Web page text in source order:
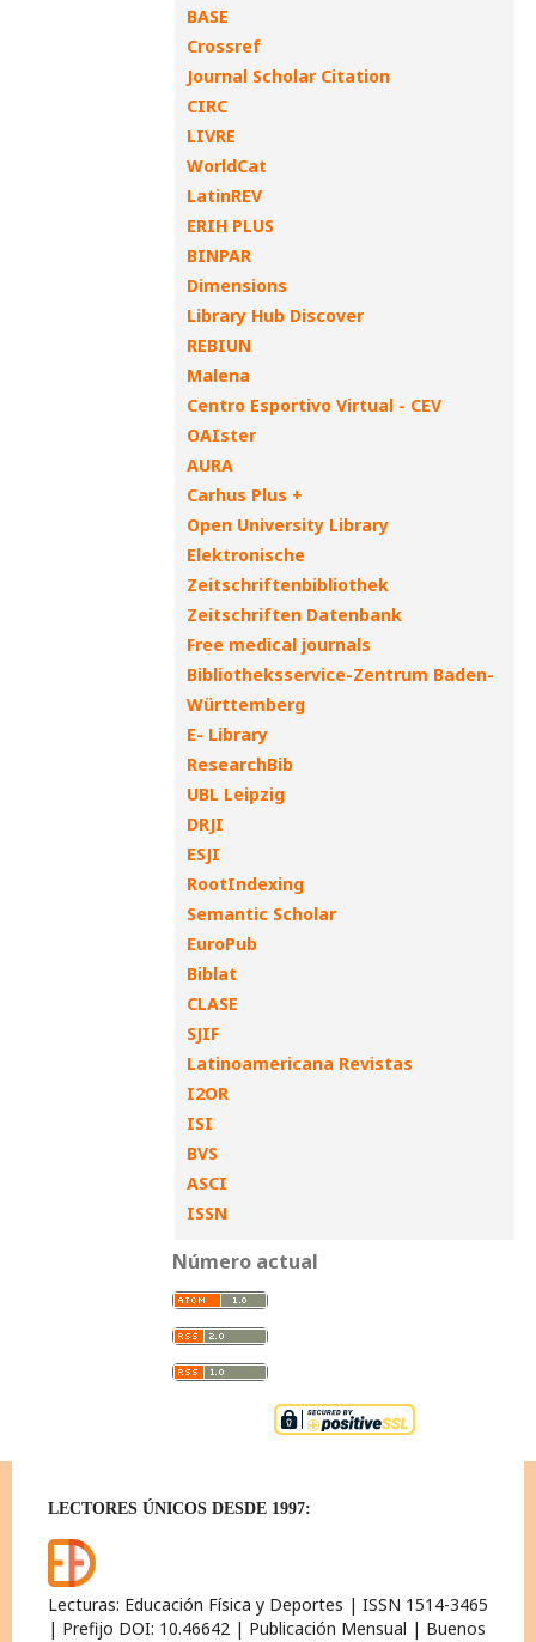
BASE
Crossref
Journal Scholar Citation
CIRC
LIVRE
WorldCat
LatinREV
ERIH PLUS
BINPAR
Dimensions
Library Hub Discover
REBIUN
Malena
Centro Esportivo Virtual - CEV
OAIster
AURA
Carhus Plus +
Open University Library
Elektronische
Zeitschriftenbibliothek
Zeitschriften Datenbank
Free medical journals
Bibliotheksservice-Zentrum Baden-
Württemberg
E- Library
ResearchBib
UBL Leipzig
DRJI
ESJI
RootIndexing
Semantic Scholar
EuroPub
Biblat
CLASE
SJIF
Latinoamericana Revistas
I2OR
ISI
BVS
ASCI
ISSN
Número actual
LECTORES ÚNICOS DESDE 1997:
Lecturas: Educación Física y Deportes | ISSN 1514-3465
| Prefijo DOI: 10.46642 | Publicación Mensual | Buenos